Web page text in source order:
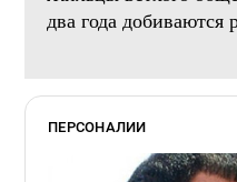
два года добиваются
ПЕРСОНАЛИИ